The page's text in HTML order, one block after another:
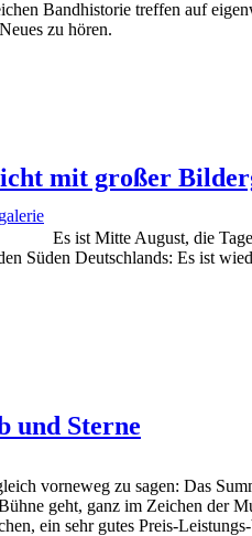
Bandhistorie treffen auf
zu hören.
mit großer
Es ist Mitte August, die
Süden Deutschlands: Es ist
und Sterne
vorneweg zu sagen: Das
geht, ganz im Zeichen der
ein sehr gutes Preis-